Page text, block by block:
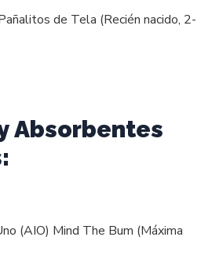
de Tela (Recién nacido, 2-
Absorbentes
(AIO) Mind The Bum (Máxima